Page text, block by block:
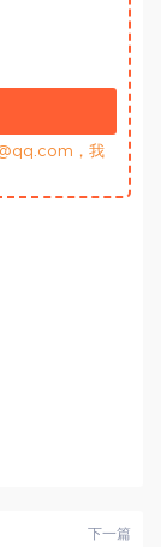
，我
下一篇